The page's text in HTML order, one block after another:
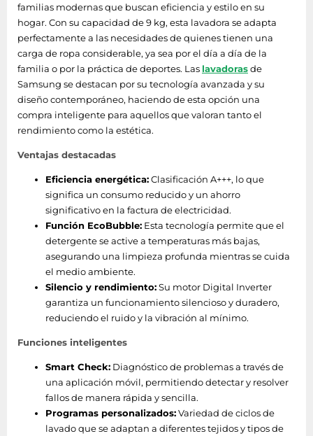
restante de lavado
Función
autolimpieza
Si
Desempeño
Control de
inteligencia artificial
Si
mediante
inteligencia artificial
Si
Wi-Fi controlado Si
AquaStop función Si
humedad residual 53,9%
Temperatura
Si
quitamanchas
Si
Soporte remoto
inteligente
Si
familias modernas que buscan eficiencia y estilo en su
hogar. Con su capacidad de 9 kg, esta lavadora se adapta
perfectamente a las necesidades de quienes tienen una
carga de ropa considerable, ya sea por el día a día de la
familia o por la práctica de deportes. Las lavadorasde
Samsung se destacan por su tecnología avanzada y su
diseño contemporáneo, haciendo de esta opción una
compra inteligente para aquellos que valoran tanto el
rendimiento como la estética.
Ventajas destacadas
Eficiencia energética:Clasificación A+++, lo que
significa un consumo reducido y un ahorro
significativo en la factura de electricidad.
Función EcoBubble: Esta tecnología permite que el
detergente se active a temperaturas más bajas,
asegurando una limpieza profunda mientras se cuida
el medio ambiente.
Silencio y rendimiento:Su motor Digital Inverter
garantiza un funcionamiento silencioso y duradero,
reduciendo el ruido y la vibración al mínimo.
Funciones inteligentes
Smart Check: Diagnóstico de problemas a través de
una aplicación móvil, permitiendo detectar y resolver
fallos de manera rápida y sencilla.
Programas personalizados:Variedad de ciclos de
lavado que se adaptan a diferentes tejidos y tipos de